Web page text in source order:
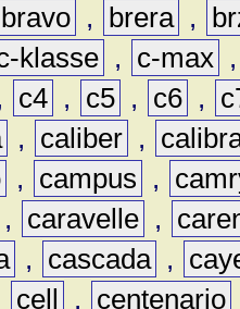
bravo , brera ,
klasse , c-max
c4 , c5 , c6 ,
, caliber ,
, campus ,
, caravelle ,
, cascada ,
cell , centenario